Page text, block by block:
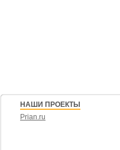
НАШИ ПРОЕКТЫ
Prian.ru